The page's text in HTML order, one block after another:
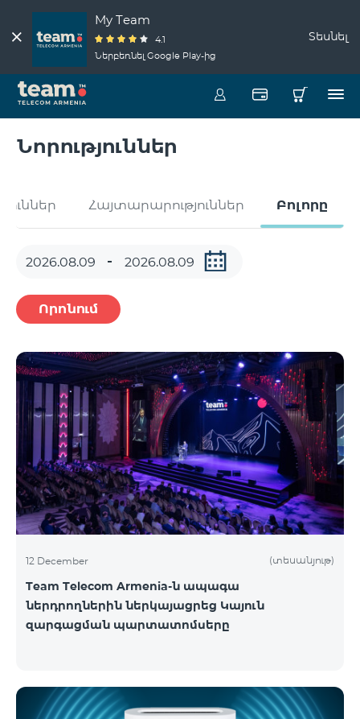
My Team
4.1
Ներբեռնել Google Play-ից
Տեսնել
Նորություններ
Հայտարարություններ Բոլորը
Որոնում
12 December (տեսանյութ)
Team Telecom Armenia-ն ապագա
ներդրողներին ներկայացրեց Կայուն
զարգացման պարտատոմսերը